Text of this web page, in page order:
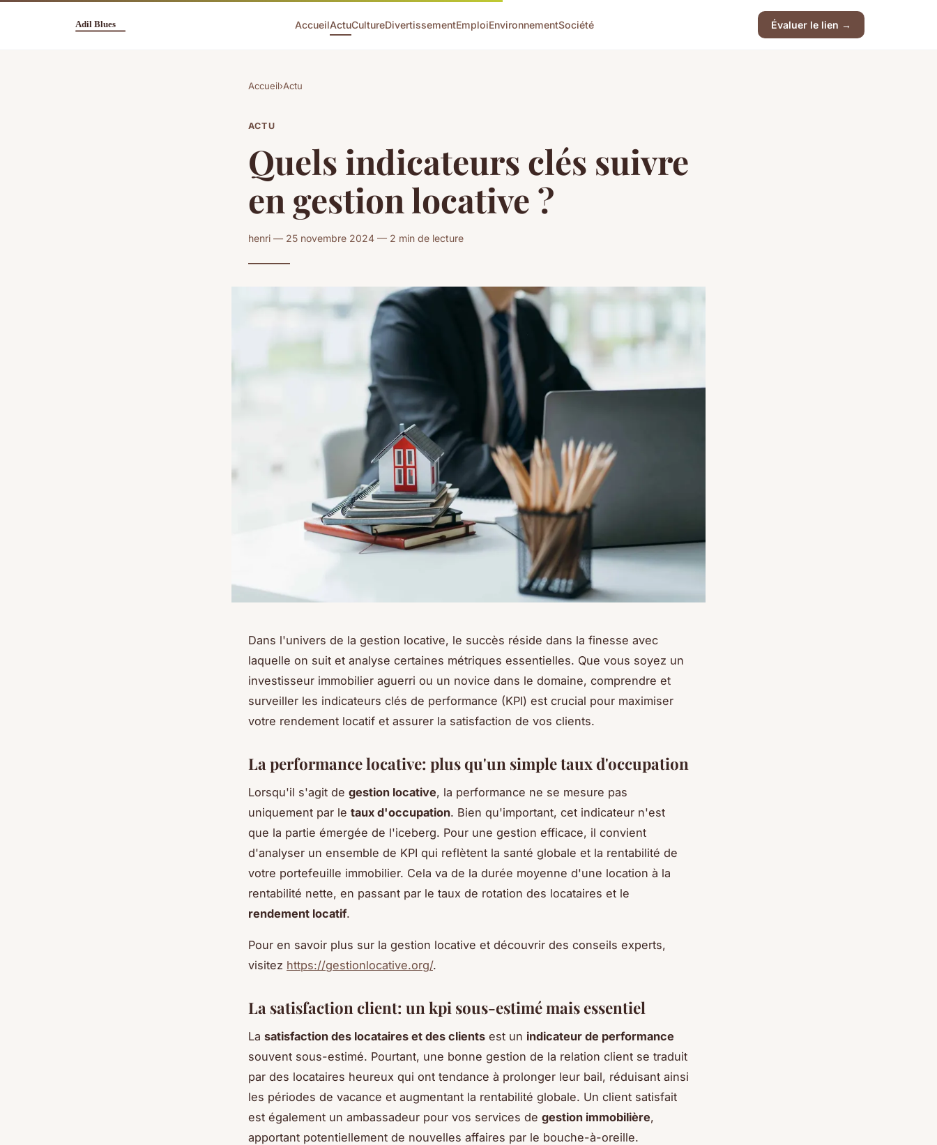
AccueilActuCultureDivertissementEmploiEnvironnementSociété Évaluer le lien →
Accueil›Actu
ACTU
Quels indicateurs clés suivre
en gestion locative ?
henri — 25 novembre 2024 — 2 min de lecture
Dans l'univers de la gestion locative, le succès réside dans la finesse avec
laquelle on suit et analyse certaines métriques essentielles. Que vous soyez un
investisseur immobilier aguerri ou un novice dans le domaine, comprendre et
surveiller les indicateurs clés de performance (KPI) est crucial pour maximiser
votre rendement locatif et assurer la satisfaction de vos clients.
La performance locative: plus qu'un simple taux d'occupation
Lorsqu'il s'agit de gestion locative, la performance ne se mesure pas
uniquement par le taux d'occupation. Bien qu'important, cet indicateur n'est
que la partie émergée de l'iceberg. Pour une gestion efficace, il convient
d'analyser un ensemble de KPI qui reflètent la santé globale et la rentabilité de
votre portefeuille immobilier. Cela va de la durée moyenne d'une location à la
rentabilité nette, en passant par le taux de rotation des locataires et le
rendement locatif.
Pour en savoir plus sur la gestion locative et découvrir des conseils experts,
visitez https://gestionlocative.org/.
La satisfaction client: un kpi sous-estimé mais essentiel
La satisfaction des locataires et des clients est un indicateur de performance
souvent sous-estimé. Pourtant, une bonne gestion de la relation client se traduit
par des locataires heureux qui ont tendance à prolonger leur bail, réduisant ainsi
les périodes de vacance et augmentant la rentabilité globale. Un client satisfait
est également un ambassadeur pour vos services de gestion immobilière,
apportant potentiellement de nouvelles affaires par le bouche-à-oreille.